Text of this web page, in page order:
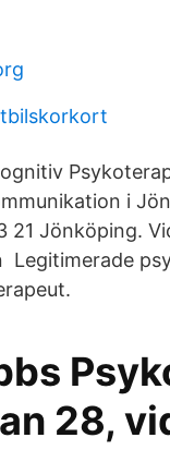
i
21 Jönköping.
28,